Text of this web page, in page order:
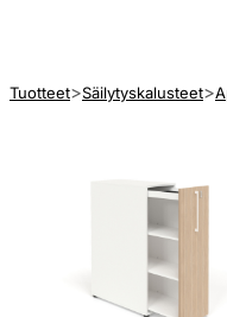
Tuotteet Säilytyskalusteet